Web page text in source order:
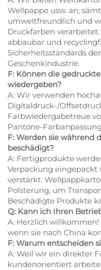
Wellpappe usw. an;
umweltfreundlich und
Druckfarben
abbaubar und
Sicherheitsstandards
Geschenkindustrie.
F: Können die
wiedergeben?
A: Wir verwenden
Digitaldruck-/
Farbwiedergabetreue
Pantone-
F: Werden sie während
beschädigt?
A: Fertigprodukte
Verpackung
verstärkt.
Polsterung, um
Beschädigte Produkte
Q: Kann ich Ihren
A: Herzlich
wenn sie nach China
F: Warum entscheiden
A: Weil wir ein direkter
kundenorientiert